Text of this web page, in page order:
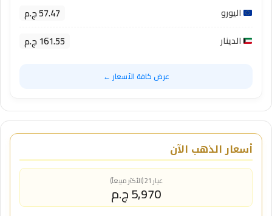
اليورو 57.47 ج.م
الدينار 161.55 ج.م
عرض كافة الأسعار ←
أسعار الذهب الآن
عيار 21 (الأكثر مبيعاً)
5,970 ج.م